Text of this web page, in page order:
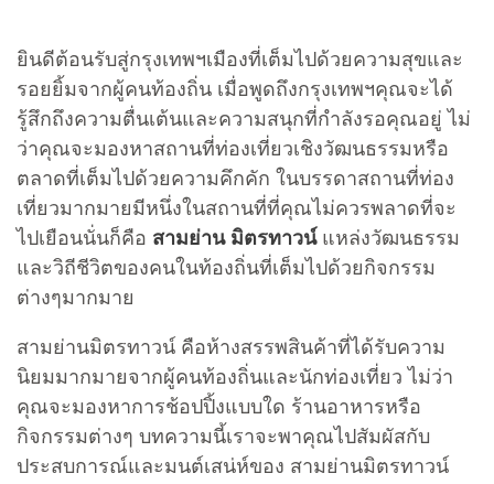
ยินดีต้อนรับสู่กรุงเทพฯเมืองที่เต็มไปด้วยความสุขและ
รอยยิ้มจากผู้คนท้องถิ่น เมื่อพูดถึงกรุงเทพฯคุณจะได้
รู้สึกถึงความตื่นเต้นและความสนุกที่กำลังรอคุณอยู่ ไม่
ว่าคุณจะมองหาสถานที่ท่องเที่ยวเชิงวัฒนธรรมหรือ
ตลาดที่เต็มไปด้วยความคึกคัก ในบรรดาสถานที่ท่อง
เที่ยวมากมายมีหนึ่งในสถานที่ที่คุณไม่ควรพลาดที่จะ
ไปเยือนนั่นก็คือ สามย่าน มิตรทาวน์แหล่งวัฒนธรรม
และวิถีชีวิตของคนในท้องถิ่นที่เต็มไปด้วยกิจกรรม
ต่างๆมากมาย
สามย่านมิตรทาวน์ คือห้างสรรพสินค้าที่ได้รับความ
นิยมมากมายจากผู้คนท้องถิ่นและนักท่องเที่ยว ไม่ว่า
คุณจะมองหาการช้อปปิ้งแบบใด ร้านอาหารหรือ
กิจกรรมต่างๆ บทความนี้เราจะพาคุณไปสัมผัสกับ
ประสบการณ์และมนต์เสน่ห์ของ สามย่านมิตรทาวน์